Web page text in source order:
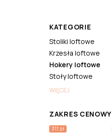
KATEGORIE
Stoliki loftowe
Krzesła loftowe
Hokery loftowe
Stoły loftowe
WIĘCEJ
ZAKRES CENOWY
311 zł